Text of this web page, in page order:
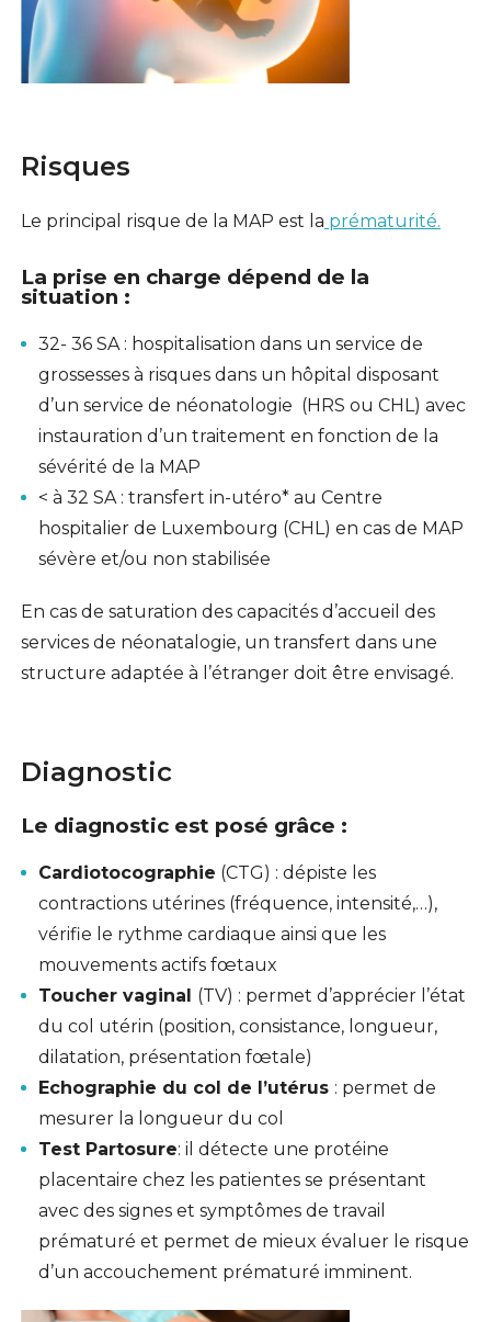
Risques
Le principal risque de la MAP est la prématurité.
La prise en charge dépend de la
situation :
32- 36 SA : hospitalisation dans un service de
grossesses à risques dans un hôpital disposant
d’un service de néonatologie (HRS ou CHL) avec
instauration d’un traitement en fonction de la
sévérité de la MAP
< à 32 SA : transfert in-utéro* au Centre
hospitalier de Luxembourg (CHL) en cas de MAP
sévère et/ou non stabilisée
En cas de saturation des capacités d’accueil des
services de néonatalogie, un transfert dans une
structure adaptée à l’étranger doit être envisagé.
Diagnostic
Le diagnostic est posé grâce :
Cardiotocographie (CTG) : dépiste les
contractions utérines (fréquence, intensité,…),
vérifie le rythme cardiaque ainsi que les
mouvements actifs fœtaux
Toucher vaginal (TV) : permet d’apprécier l’état
du col utérin (position, consistance, longueur,
dilatation, présentation fœtale)
Echographie du col de l’utérus : permet de
mesurer la longueur du col
Test Partosure: il détecte une protéine
placentaire chez les patientes se présentant
avec des signes et symptômes de travail
prématuré et permet de mieux évaluer le risque
d’un accouchement prématuré imminent.